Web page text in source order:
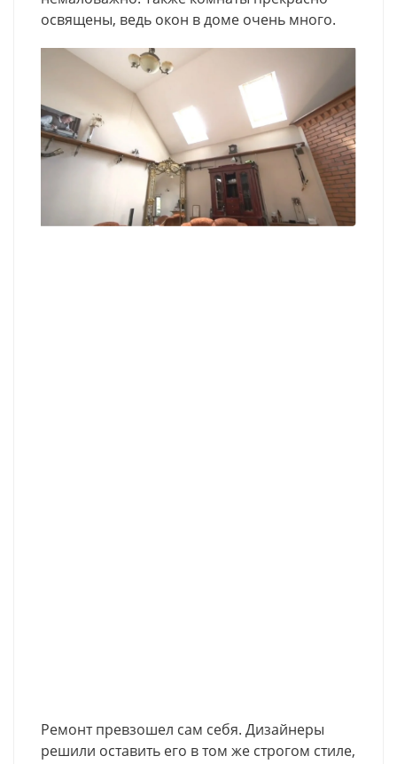
освящены, ведь окон в доме очень много.
Ремонт превзошел сам себя. Дизайнеры
решили оставить его в том же строгом стиле,